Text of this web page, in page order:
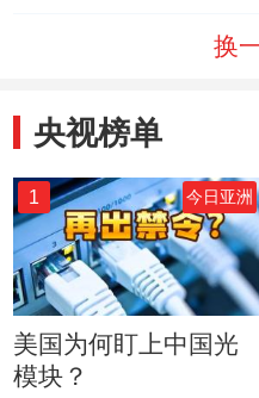
换
央视榜单
1 今日亚洲
美国为何盯上中国光
模块？